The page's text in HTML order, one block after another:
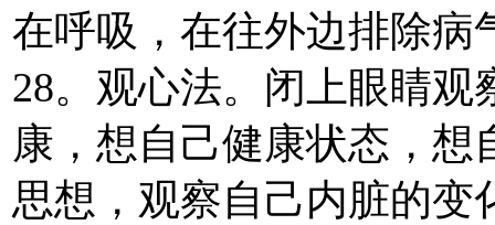
在呼吸，在往外边排除病
28。观心法。闭上眼睛
康，想自己健康状态，
思想，观察自己内脏的变